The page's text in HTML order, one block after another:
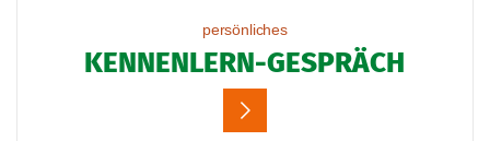
persönliches
KENNENLERN-GESPRÄCH